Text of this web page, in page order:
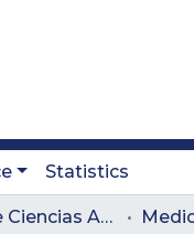
Statistics
Facultad de Ciencias Administrativas y Agropecuarias